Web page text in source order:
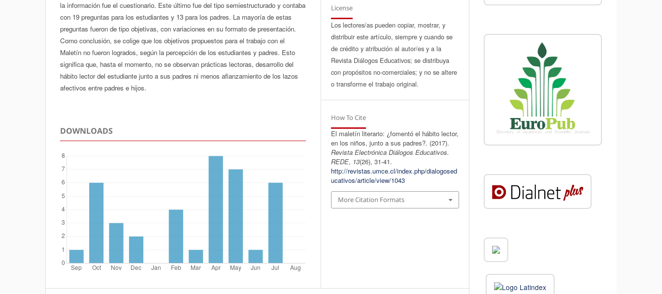
la información fue el cuestionario. Este último fue del tipo semiestructurado y contaba
con 19 preguntas para los estudiantes y 13 para los padres. La mayoría de estas
preguntas fueron de tipo objetivas, con variaciones en su formato de presentación.
Como conclusión, se colige que los objetivos propuestos para el trabajo con el
Maletín no fueron logrados, según la percepción de los estudiantes y padres. Esto
significa que, hasta el momento, no se observan prácticas lectoras, desarrollo del
hábito lector del estudiante junto a sus padres ni menos afianzamiento de los lazos
afectivos entre padres e hijos.
DOWNLOADS
License
Los lectores/as pueden copiar, mostrar, y
distribuir este artículo, siempre y cuando se
de crédito y atribución al autor/es y a la
Revista Diálogos Educativos; se distribuya
con propósitos no-comerciales; y no se altere
o transforme el trabajo original.
How To Cite
El maletín literario: ¿fomentó el hábito lector,
en los niños, junto a sus padres?. (2017).
Revista Electrónica Diálogos Educativos.
REDE, 13(26), 31-41.
http://revistas.umce.cl/index.php/dialogosed
ucativos/article/view/1043
More Citation Formats